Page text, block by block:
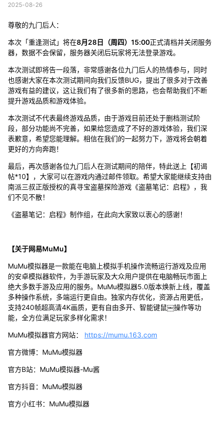
2025-08-26
尊敬的九门后人：
本次「重逢测试」将在8月28日（周四）15:00正式清档并关闭服务
器，数据不会保留，服务器关闭后玩家将无法登录游戏。
本次测试即将告一段落，非常感谢各位九门后人的热情参与，同时
也感谢大家在本次测试期间向我们反馈BUG，提出了很多对于改善
游戏有益的建议，这让我们有了很多新的思路，也会帮助我们不断
提升游戏品质和游戏体验。
本次测试不代表最终游戏品质，由于游戏目前还处于删档测试阶
段，部分功能尚不完善，如果给您造成了不好的游戏体验，我们深
表歉意，希望您能理解。相信在我们的一起努力下，游戏将会朝着
更好的方向奔跑！
最后，再次感谢各位九门后人在测试期间的陪伴，特此送上【初谒
帖*10】，大家可以在游戏内通过邮件领取。希望大家能继续支持由
南派三叔正版授权的真寻宝盗墓探险游戏《盗墓笔记：启程》，我
们不见不散！
《盗墓笔记：启程》制作组，在此向大家致以衷心的感谢！
【关于网易MuMu】
MuMu模拟器是一款能在电脑上模拟手机操作流畅运行游戏及应用
的安卓模拟器软件，为手游玩家及大众用户提供在电脑畅玩市面上
绝大多数手游及应用的服务。MuMu模拟器5.0版本焕新上线，覆盖
多种操作系统，多端运行更自由。独家内存优化，资源占用更低，
支持240帧超高清4K画质，更有自由多开、智能键鼠￼操作等功
能，全方位满足玩家多样化需求！
MuMu模拟器官方网站： https://mumu.163.com
官方微博：MuMu模拟器
官方B站：MuMu模拟器-Mu酱
官方抖音：MuMu模拟器
官方小红书：MuMu模拟器